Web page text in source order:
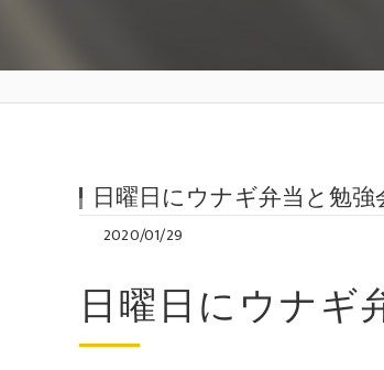
日曜日にウナギ弁当と勉強
2020/01/29
日曜日にウナギ